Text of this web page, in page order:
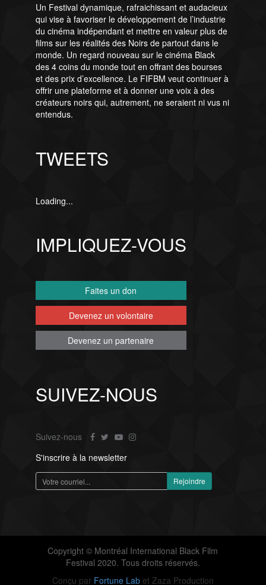
Un Festival dynamique, rafraichissant et audacieux
qui vise à favoriser le développement de l’industrie
du cinéma indépendant et mettre en valeur plus de
films sur les réalités des Noirs de partout dans le
monde. Un regard nouveau sur le cinéma Black
des 4 coins du monde tout en offrant des bourses
et des prix d’excellence. Le FIFBM veut continuer à
offrir une plateforme et à donner une voix à des
créateurs noirs qui, autrement, ne seraient ni vus ni
entendus.
TWEETS
Loading...
IMPLIQUEZ-VOUS
Faites un don
Devenez un volontaire
Devenez un partenaire
SUIVEZ-NOUS
Suivez-nous
S'inscrire à la newsletter
Copyright © Montréal International Black Film
Festival 2020. Tous droits réservés.
Conçu par Fortune Labet Zaza Production